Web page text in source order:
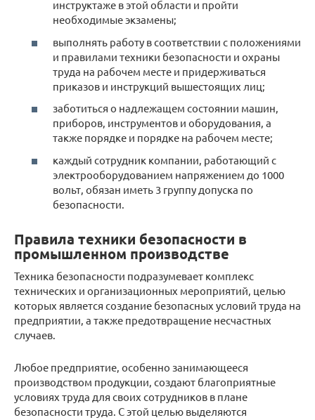
инструктаже в этой области и пройти
необходимые экзамены;
выполнять работу в соответствии с положениями
и правилами техники безопасности и охраны
труда на рабочем месте и придерживаться
приказов и инструкций вышестоящих лиц;
заботиться о надлежащем состоянии машин,
приборов, инструментов и оборудования, а
также порядке и порядке на рабочем месте;
каждый сотрудник компании, работающий с
электрооборудованием напряжением до 1000
вольт, обязан иметь 3 группу допуска по
безопасности.
Правила техники безопасности в
промышленном производстве
Техника безопасности подразумевает комплекс
технических и организационных мероприятий, целью
которых является создание безопасных условий труда на
предприятии, а также предотвращение несчастных
случаев.
Любое предприятие, особенно занимающееся
производством продукции, создают благоприятные
условиях труда для своих сотрудников в плане
безопасности труда. С этой целью выделяются